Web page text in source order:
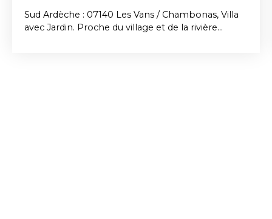
Sud Ardèche : 07140 Les Vans / Chambonas, Villa
avec Jardin. Proche du village et de la rivière